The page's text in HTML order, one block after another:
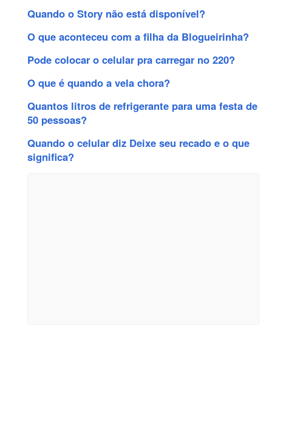
Quando o Story não está disponível?
O que aconteceu com a filha da Blogueirinha?
Pode colocar o celular pra carregar no 220?
O que é quando a vela chora?
Quantos litros de refrigerante para uma festa de
50 pessoas?
Quando o celular diz Deixe seu recado e o que
significa?